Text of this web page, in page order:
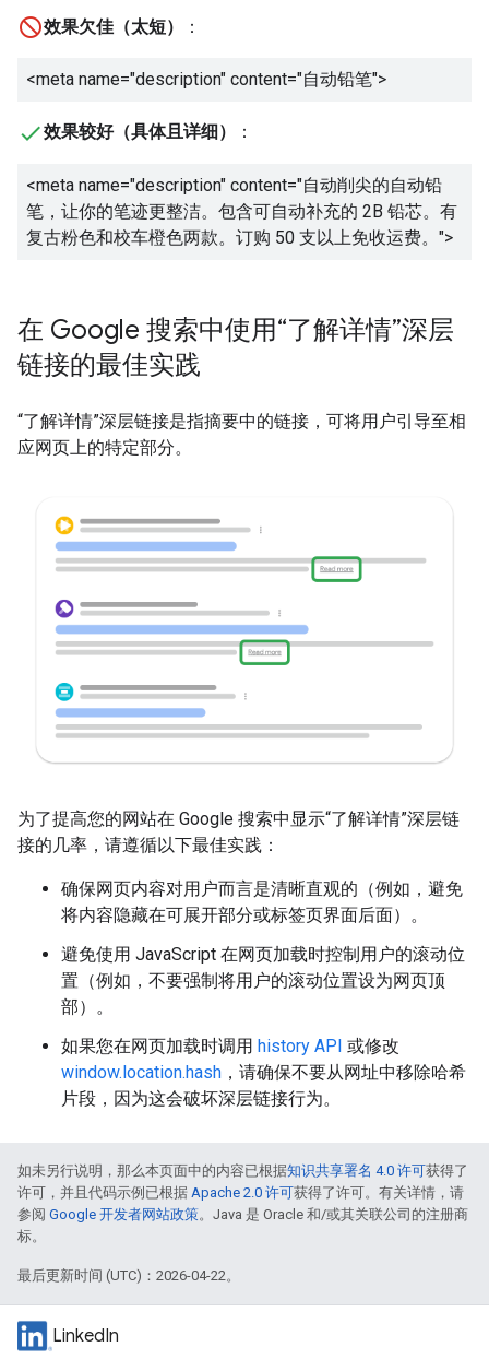
效果欠佳（太短） ：
<meta name="description" content="自动铅笔">
效果较好（具体且详细） ：
<meta name="description" content="自动削尖的自动铅
笔，让你的笔迹更整洁。包含可自动补充的 2B 铅芯。有
复古粉色和校车橙色两款。订购 50 支以上免收运费。 ">
在 Google 搜索中使用“了解详情”深层
链接的最佳实践
“了解详情”深层链接是指摘要中的链接，可将用户引导至相
应网页上的特定部分。
为了提高您的网站在 Google 搜索中显示“了解详情”深层链
接的几率，请遵循以下最佳实践：
确保网页内容对用户而言是清晰直观的（例如，避免
将内容隐藏在可展开部分或标签页界面后面）。
避免使用 JavaScript 在网页加载时控制用户的滚动位
置（例如，不要强制将用户的滚动位置设为网页顶
部）。
如果您在网页加载时调用 history API 或修改
window.location.hash ，请确保不要从网址中移除哈希
片段，因为这会破坏深层链接行为。
如未另行说明，那么本页面中的内容已根据知识共享署名 4.0 许可获得了
许可，并且代码示例已根据 Apache 2.0 许可获得了许可。有关详情，请
参阅 Google 开发者网站政策。Java 是 Oracle 和/或其关联公司的注册商
标。
最后更新时间 (UTC)：2026-04-22。
LinkedIn